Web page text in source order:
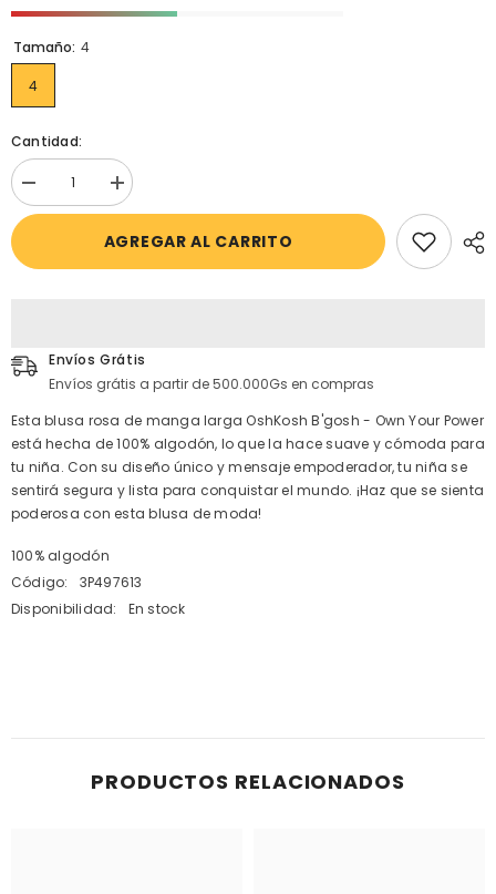
Tamaño: 4
4
Cantidad:
Disminuir
cantidad
-
Own
Your
Power
aumentar
la
para
B&#39;gosh
largas
Your
AGREGAR AL CARRITO
Envíos Grátis
Envíos grátis a partir de 500.000Gs en compras
Esta blusa rosa de manga larga OshKosh B'gosh - Own Your Power
está hecha de 100% algodón, lo que la hace suave y cómoda para
tu niña. Con su diseño único y mensaje empoderador, tu niña se
sentirá segura y lista para conquistar el mundo. ¡Haz que se sienta
poderosa con esta blusa de moda!
100% algodón
Código:
3P497613
Disponibilidad:
En stock
PRODUCTOS RELACIONADOS